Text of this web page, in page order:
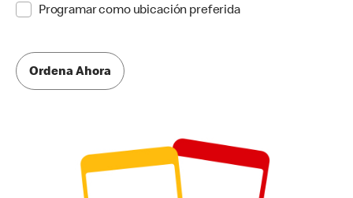
Programar como ubicación preferida
Ordena Ahora